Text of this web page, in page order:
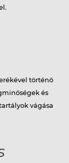
történő
és
vágása